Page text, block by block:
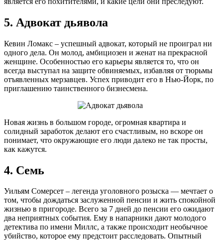
5. Адвокат дьявола
Кевин Ломакс – успешный адвокат, который не проиграл ни
одного дела. Он молод, амбициозен и женат на прекрасной
женщине. Особенностью его карьеры является то, что он
всегда выступал на защите обвиняемых, избавляя от тюрьмы
отъявленных мерзавцев. Успех приводит его в Нью-Йорк, по
приглашению таинственного бизнесмена.
Новая жизнь в большом городе, огромная квартира и
солидный заработок делают его счастливым, но вскоре он
понимает, что окружающие его люди далеко не так просты,
как кажутся.
4. Семь
Уильям Сомерсет – легенда уголовного розыска — мечтает о
том, чтобы дождаться заслуженной пенсии и жить спокойной
жизнью в пригороде. Всего за 7 дней до пенсии его ожидают
два неприятных события. Ему в напарники дают молодого
детектива по имени Миллс, а также происходит необычное
убийство, которое ему предстоит расследовать. Опытный